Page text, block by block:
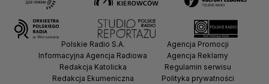
Polskie Radio S.A.
Informacyjna Agencja Radiowa
Redakcja Katolicka
Redakcja Ekumeniczna
Agencja Promocji
Agencja Reklamy
Regulamin serwisu
Polityka prywatności